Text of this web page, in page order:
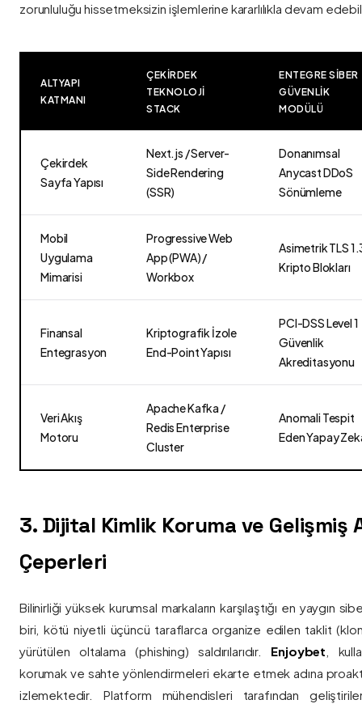
zorunluluğu hissetmeksizin işlemlerine kararlılıkla devam
ALTYAPI
KATMANI
ÇEKIRDEK
TEKNOLOJI
STACK
ENTEGRE SIBER
GÜVENLIK
MODÜLÜ
Çekirdek
Sayfa Yapısı
Next.js / Server-
Side Rendering
(SSR)
Donanımsal
Anycast DDoS
Sönümleme
Mobil
Uygulama
Mimarisi
Progressive Web
App (PWA) /
Workbox
Asimetrik TLS
Kripto Blokları
Finansal
Entegrasyon
Kriptografik İzole
End-Point Yapısı
PCI-DSS Level 1
Güvenlik
Akreditasyonu
Veri Akış
Motoru
Apache Kafka /
Redis Enterprise
Cluster
Anomali Tespit
Eden Yapay
3. Dijital Kimlik Koruma ve Gelişmiş
Çeperleri
Bilinirliği yüksek kurumsal markaların karşılaştığı en yaygın
biri, kötü niyetli üçüncü taraflarca organize edilen taklit
yürütülen oltalama (phishing) saldırılarıdır. Enjoybet ,
korumak ve sahte yönlendirmeleri ekarte etmek adına
izlemektedir. Platform mühendisleri tarafından